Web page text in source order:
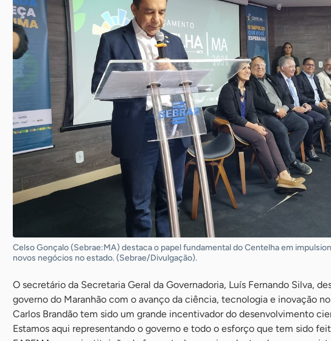
Celso Gonçalo (Sebrae:MA) destaca o papel fundamental do Centelha em
novos negócios no estado. (Sebrae/Divulgação).
O secretário da Secretaria Geral da Governadoria, Luís Fernando Silva,
governo do Maranhão com o avanço da ciência, tecnologia e inovação
Carlos Brandão tem sido um grande incentivador do desenvolvimento
Estamos aqui representando o governo e todo o esforço que tem sido